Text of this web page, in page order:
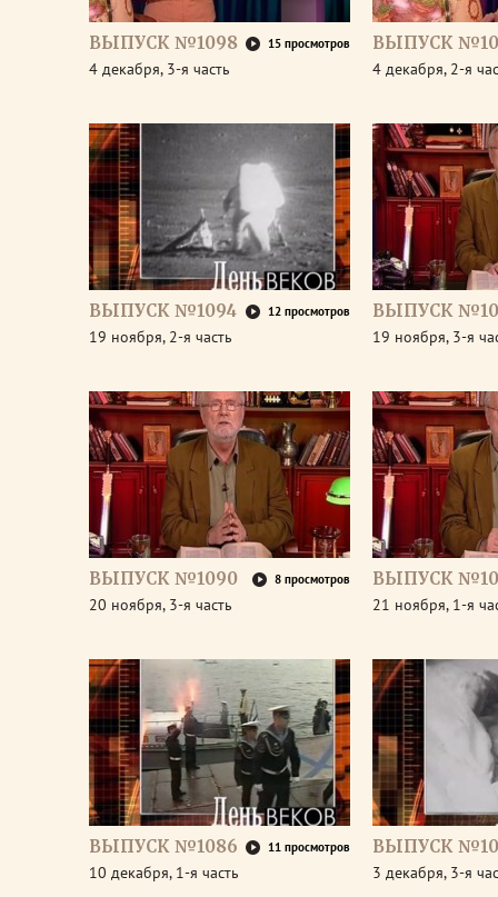
ВЫПУСК №1098 15 просмотров
4 декабря, 3-я часть
ВЫПУСК
4 декабря, 2-я
ВЫПУСК №1094 12 просмотров
19 ноября, 2-я часть
ВЫПУСК
19 ноября, 3-я
ВЫПУСК №1090 8 просмотров
20 ноября, 3-я часть
ВЫПУСК
21 ноября, 1-я
ВЫПУСК №1086 11 просмотров
10 декабря, 1-я часть
ВЫПУСК
3 декабря, 3-я